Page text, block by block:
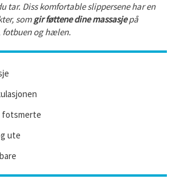
tar. Diss komfortable slippersene har en
somgir føttene dine massasjepå
og hælen.
fotsmerte
ute